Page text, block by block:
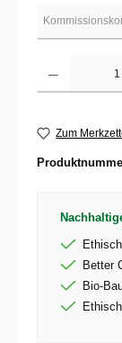
Zum
Better
Bio-